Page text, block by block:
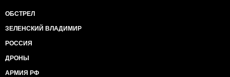
ОБСТРЕЛ
ЗЕЛЕНСКИЙ ВЛАДИМИР
РОССИЯ
ДРОНЫ
АРМИЯ РФ